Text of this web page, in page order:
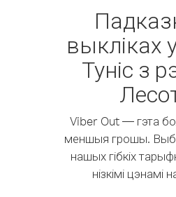
выкліках
Туніс з
Viber Out — гэта
меншыя грошы.
нашых гібкіх
нізкімі цэнамі